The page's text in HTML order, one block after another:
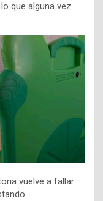
que alguna vez
vuelve a fallar